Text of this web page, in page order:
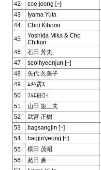
42
coe jeong [~]
43
Iyama Yuta
44
Choi Kihoon
45
Yoshida Mika & Cho
Chikun
46
石田 芳夫
47
seolhyeonjun [~]
48
矢代 久美子
49
ﾑﾒﾍ霹ｽ
50
ﾌﾙｴ衽ｨ
51
山田 規三夫
52
武宮 正樹
53
bagsangjin [~]
54
bagjin'yeong [~]
55
横田 茂昭
56
苑田 勇一